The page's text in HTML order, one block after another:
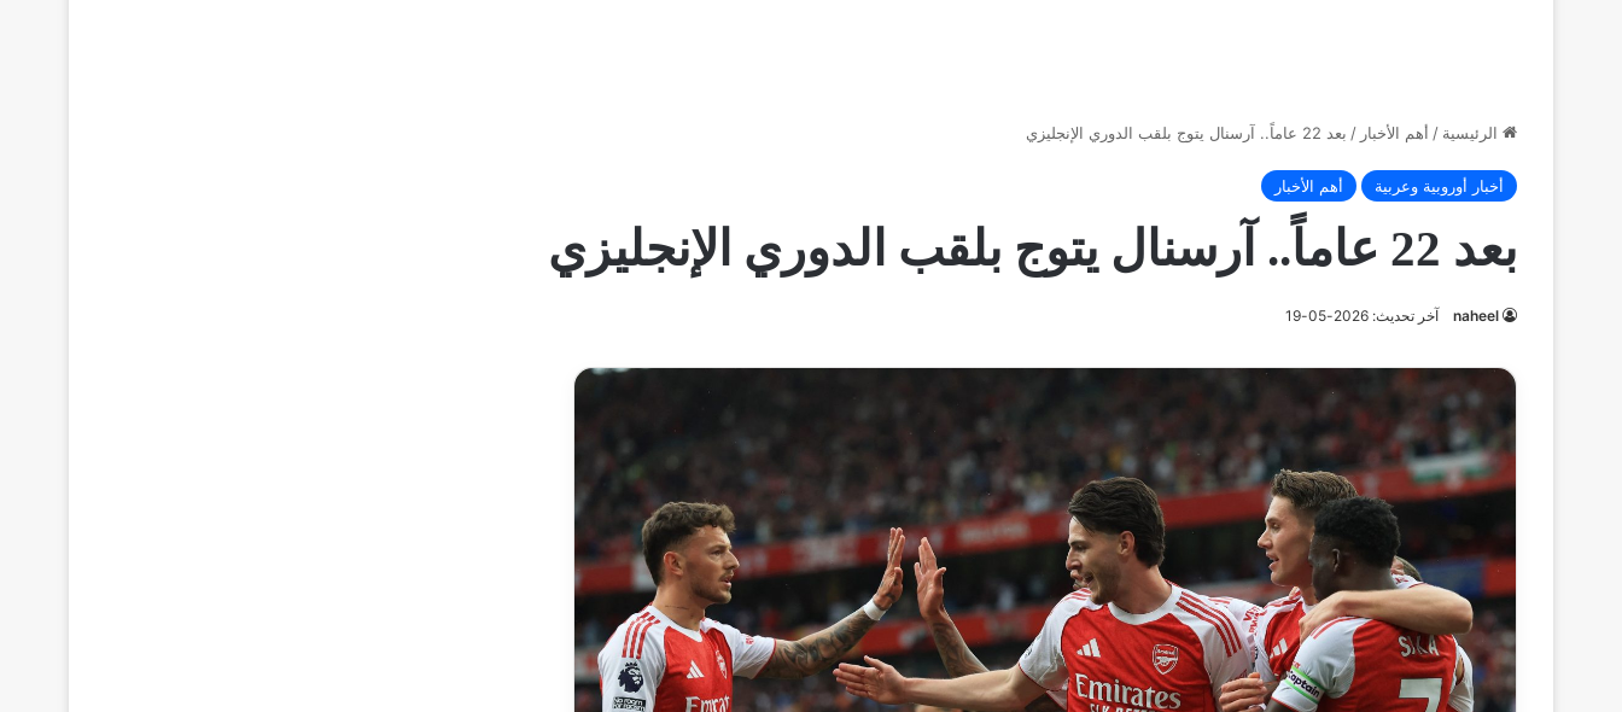
الرئيسية / أهم الأخبار / بعد 22 عاماً.. آرسنال يتوج بلقب الدوري الإنجليزي
أخبار أوروبية وعربية أهم الأخبار
بعد 22 عاماً.. آرسنال يتوج بلقب الدوري الإنجليزي
naheel آخر تحديث: 2026-05-19